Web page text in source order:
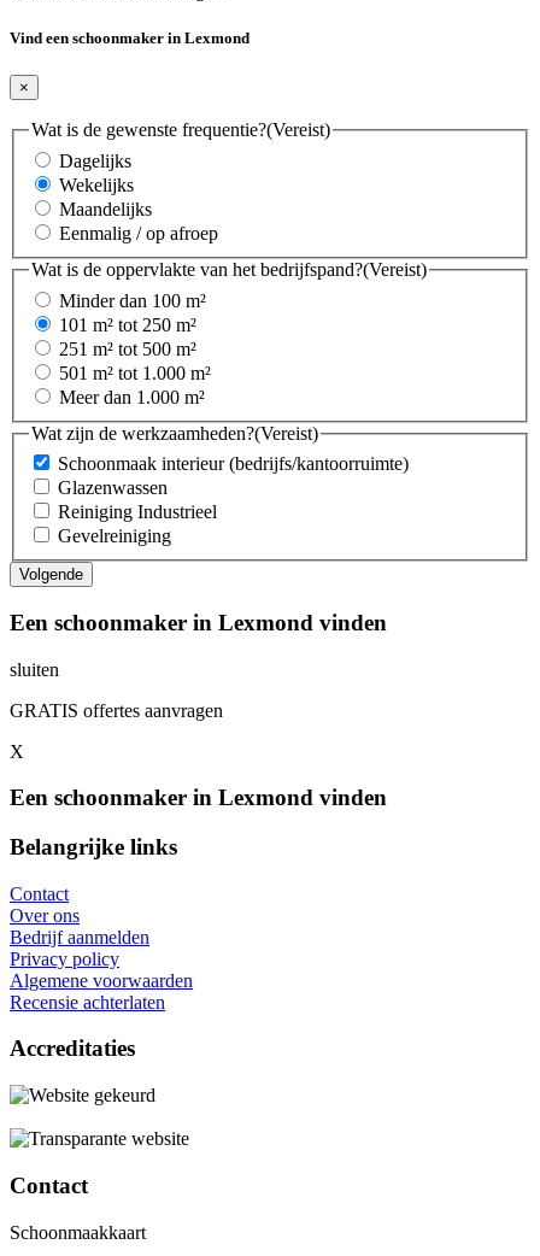
Vind een schoonmaker in Lexmond
×
Wat is de gewenste frequentie?(Vereist)
Dagelijks
Wekelijks
Maandelijks
Eenmalig / op afroep
Wat is de oppervlakte van het bedrijfspand?(Vereist)
Minder dan 100 m²
101 m² tot 250 m²
251 m² tot 500 m²
501 m² tot 1.000 m²
Meer dan 1.000 m²
Wat zijn de werkzaamheden?(Vereist)
Schoonmaak interieur (bedrijfs/kantoorruimte)
Glazenwassen
Reiniging Industrieel
Gevelreiniging
Een schoonmaker in Lexmond vinden
sluiten
GRATIS offertes aanvragen
X
Een schoonmaker in Lexmond vinden
Belangrijke links
Contact
Over ons
Bedrijf aanmelden
Privacy policy
Algemene voorwaarden
Recensie achterlaten
Accreditaties
Contact
Schoonmaakkaart